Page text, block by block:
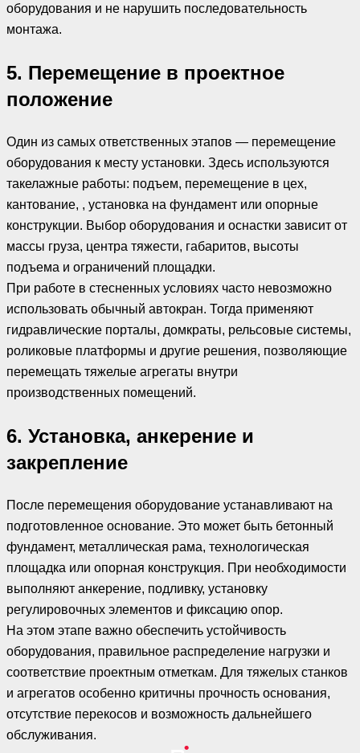
оборудования и не нарушить последовательность
монтажа.
5. Перемещение в проектное
положение
Один из самых ответственных этапов — перемещение
оборудования к месту установки. Здесь используются
такелажные работы: подъем, перемещение в цех,
кантование, , установка на фундамент или опорные
конструкции. Выбор оборудования и оснастки зависит от
массы груза, центра тяжести, габаритов, высоты
подъема и ограничений площадки.
При работе в стесненных условиях часто невозможно
использовать обычный автокран. Тогда применяют
гидравлические порталы, домкраты, рельсовые системы,
роликовые платформы и другие решения, позволяющие
перемещать тяжелые агрегаты внутри
производственных помещений.
6. Установка, анкерение и
закрепление
После перемещения оборудование устанавливают на
подготовленное основание. Это может быть бетонный
фундамент, металлическая рама, технологическая
площадка или опорная конструкция. При необходимости
выполняют анкерение, подливку, установку
регулировочных элементов и фиксацию опор.
На этом этапе важно обеспечить устойчивость
оборудования, правильное распределение нагрузки и
соответствие проектным отметкам. Для тяжелых станков
и агрегатов особенно критичны прочность основания,
отсутствие перекосов и возможность дальнейшего
обслуживания.